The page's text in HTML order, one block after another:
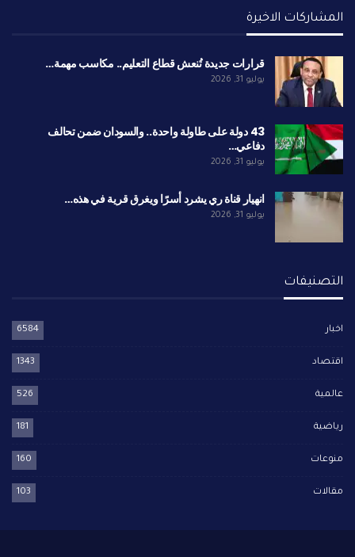
المشاركات الاخيرة
قرارات جديدة تُنعش قطاع التعليم.. مكاسب مهمة…
يوليو 31, 2026
43 دولة على طاولة واحدة.. والسودان ضمن تحالف
دفاعي…
يوليو 31, 2026
انهيار قناة ري يشرد أسرًا ويغرق قرية في هذه…
يوليو 31, 2026
التصنيفات
اخبار 6584
اقتصاد 1343
عالمية 526
رياضية 181
منوعات 160
مقالات 103